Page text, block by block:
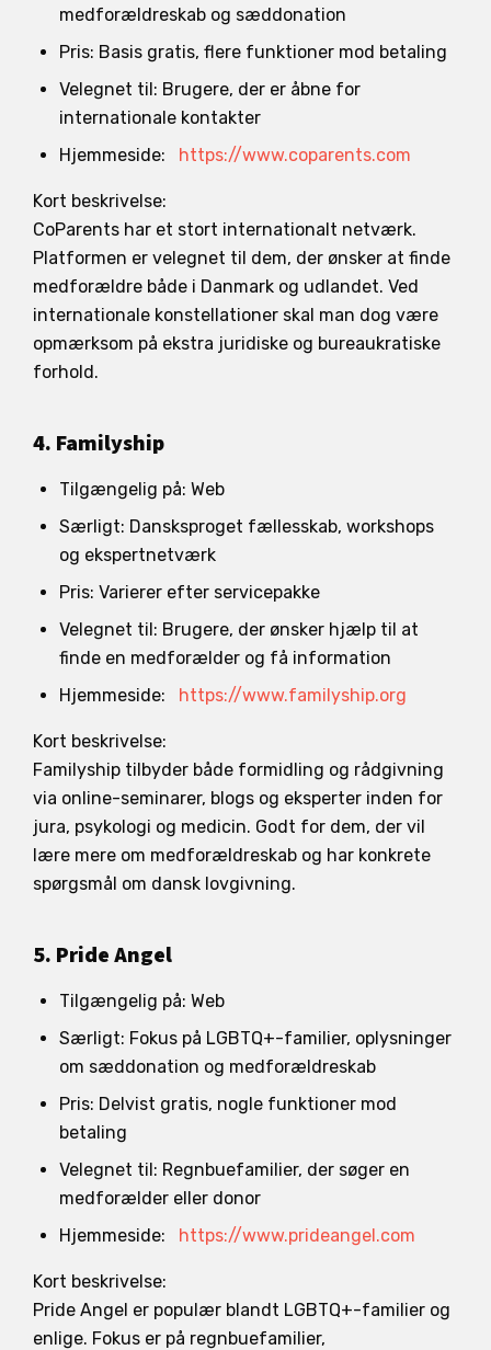
medforældreskab og sæddonation
Pris: Basis gratis, flere funktioner mod betaling
Velegnet til: Brugere, der er åbne for
internationale kontakter
Hjemmeside: https://www.coparents.com
Kort beskrivelse:
CoParents har et stort internationalt netværk.
Platformen er velegnet til dem, der ønsker at finde
medforældre både i Danmark og udlandet. Ved
internationale konstellationer skal man dog være
opmærksom på ekstra juridiske og bureaukratiske
forhold.
4. Familyship
Tilgængelig på: Web
Særligt: Dansksproget fællesskab, workshops
og ekspertnetværk
Pris: Varierer efter servicepakke
Velegnet til: Brugere, der ønsker hjælp til at
finde en medforælder og få information
Hjemmeside: https://www.familyship.org
Kort beskrivelse:
Familyship tilbyder både formidling og rådgivning
via online-seminarer, blogs og eksperter inden for
jura, psykologi og medicin. Godt for dem, der vil
lære mere om medforældreskab og har konkrete
spørgsmål om dansk lovgivning.
5. Pride Angel
Tilgængelig på: Web
Særligt: Fokus på LGBTQ+-familier, oplysninger
om sæddonation og medforældreskab
Pris: Delvist gratis, nogle funktioner mod
betaling
Velegnet til: Regnbuefamilier, der søger en
medforælder eller donor
Hjemmeside: https://www.prideangel.com
Kort beskrivelse:
Pride Angel er populær blandt LGBTQ+-familier og
enlige. Fokus er på regnbuefamilier,